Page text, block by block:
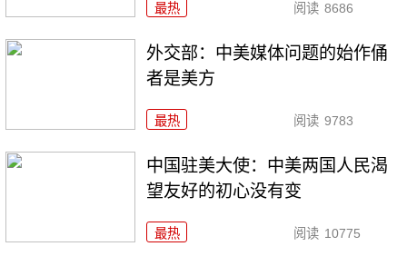
最热 阅读 8686
外交部：中美媒体问题的始作俑
者是美方
最热 阅读 9783
中国驻美大使：中美两国人民渴
望友好的初心没有变
最热 阅读 10775